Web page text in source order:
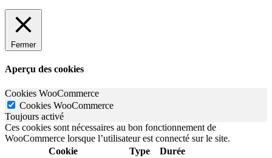
Fermer
Aperçu des cookies
Cookies WooCommerce
Cookies WooCommerce
Toujours activé
Ces cookies sont nécessaires au bon fonctionnement de
WooCommerce lorsque l’utilisateur est connecté sur le site.
Cookie
Type Durée